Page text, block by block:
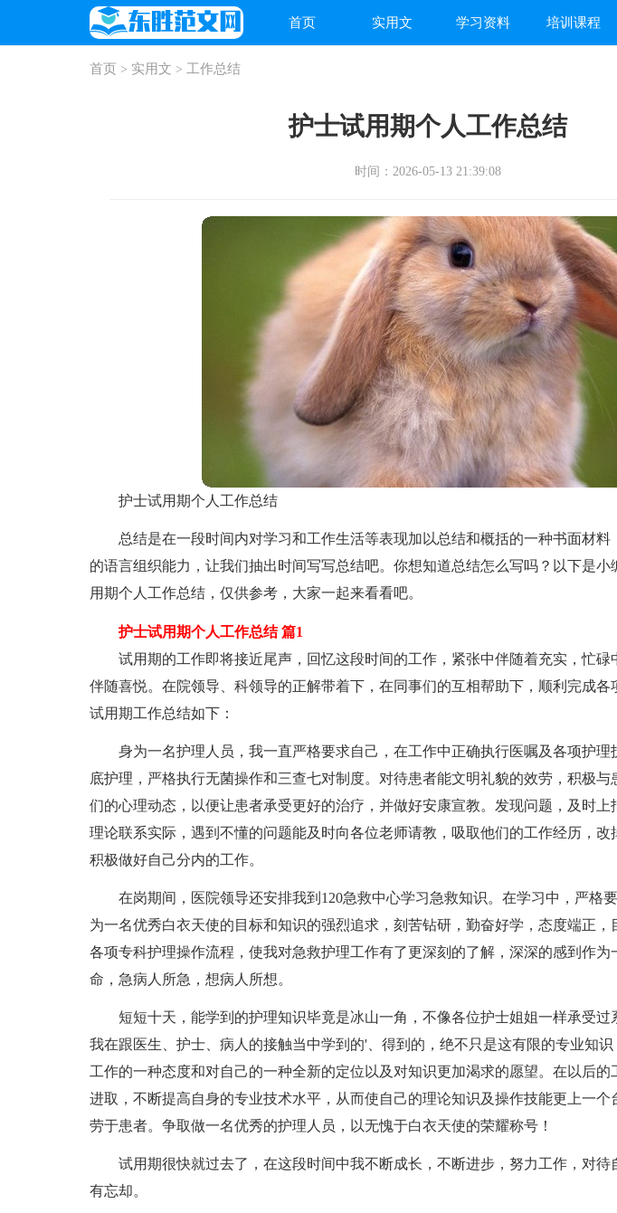
首页 实用文 学习资料 培训课程
首页 > 实用文 > 工作总结
护士试用期个人工作总结
时间：2026-05-13 21:39:08
护士试用期个人工作总结
总结是在一段时间内对学习和工作生活等表现加以总结和概括的一种书面材料
的语言组织能力，让我们抽出时间写写总结吧。你想知道总结怎么写吗？以下是小
用期个人工作总结，仅供参考，大家一起来看看吧。
护士试用期个人工作总结 篇1
试用期的工作即将接近尾声，回忆这段时间的工作，紧张中伴随着充实，忙碌
伴随喜悦。在院领导、科领导的正解带着下，在同事们的互相帮助下，顺利完成各
试用期工作总结如下：
身为一名护理人员，我一直严格要求自己，在工作中正确执行医嘱及各项护理
底护理，严格执行无菌操作和三查七对制度。对待患者能文明礼貌的效劳，积极与
们的心理动态，以便让患者承受更好的治疗，并做好安康宣教。发现问题，及时上
理论联系实际，遇到不懂的问题能及时向各位老师请教，吸取他们的工作经历，改
积极做好自己分内的工作。
在岗期间，医院领导还安排我到120急救中心学习急救知识。在学习中，严格
为一名优秀白衣天使的目标和知识的强烈追求，刻苦钻研，勤奋好学，态度端正，
各项专科护理操作流程，使我对急救护理工作有了更深刻的了解，深深的感到作为
命，急病人所急，想病人所想。
短短十天，能学到的护理知识毕竟是冰山一角，不像各位护士姐姐一样承受过
我在跟医生、护士、病人的接触当中学到的'、得到的，绝不只是这有限的专业知
工作的一种态度和对自己的一种全新的定位以及对知识更加渴求的愿望。在以后的
进取，不断提高自身的专业技术水平，从而使自己的理论知识及操作技能更上一个
劳于患者。争取做一名优秀的护理人员，以无愧于白衣天使的荣耀称号！
试用期很快就过去了，在这段时间中我不断成长，不断进步，努力工作，对待
有忘却。